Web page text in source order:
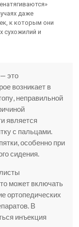
даже
к которым они
сухожилий и
это
возникает в
неправильной
является
с пальцами.
особенно при
сидения.
может включать
ортопедических
В
инъекция